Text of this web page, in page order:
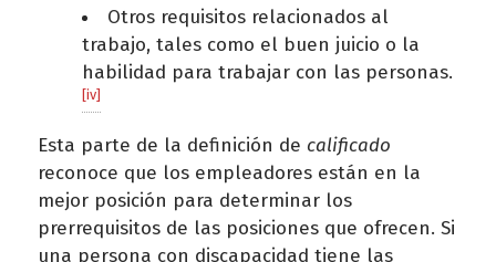
Otros requisitos relacionados al
trabajo, tales como el buen juicio o la
habilidad para trabajar con las personas.
[iv]
Esta parte de la definición de calificado
reconoce que los empleadores están en la
mejor posición para determinar los
prerrequisitos de las posiciones que ofrecen. Si
una persona con discapacidad tiene las